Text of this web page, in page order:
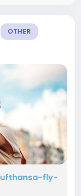
OTHER
fly-